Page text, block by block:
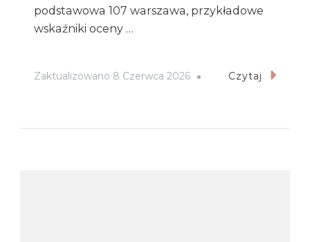
podstawowa 107 warszawa, przykładowe
wskaźniki oceny …
Zaktualizowano 8 Czerwca 2026 Czytaj